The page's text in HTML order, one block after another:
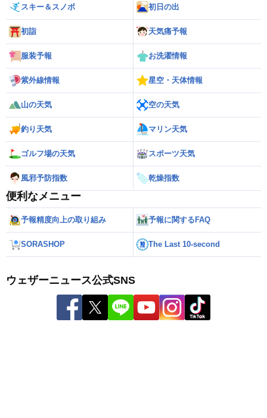
スキー＆スノボ 初日の出
初詣 天気痛予報
服装予報 お洗濯情報
紫外線情報 星空・天体情報
山の天気 空の天気
釣り天気 マリン天気
ゴルフ場の天気 スポーツ天気
風邪予防指数 乾燥指数
便利なメニュー
予報精度向上の取り組み 予報に関するFAQ
SORASHOP The Last 10-second
ウェザーニュース公式SNS